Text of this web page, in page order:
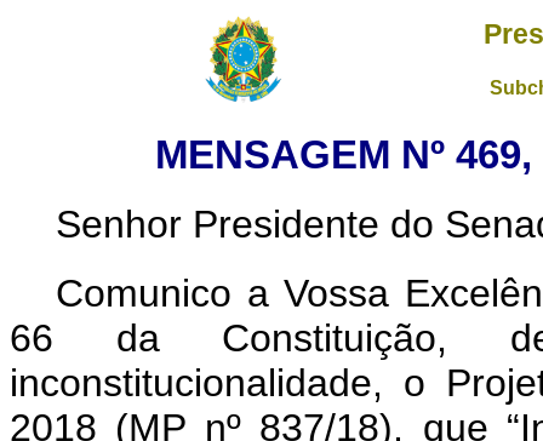
MENSAGEM Nº
Senhor Presidente do
Comunico a Vossa
66 da Constituição,
inconstitucionalidade, o
2018 (MP nº 837/18), que